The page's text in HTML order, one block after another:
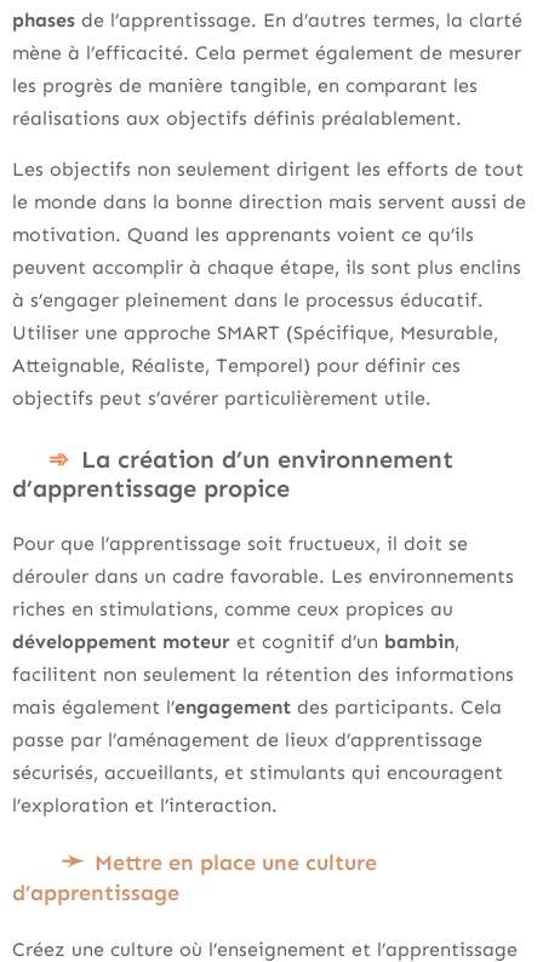
phases de l’apprentissage. En d’autres termes, la clarté
mène à l’efficacité. Cela permet également de mesurer
les progrès de manière tangible, en comparant les
réalisations aux objectifs définis préalablement.
Les objectifs non seulement dirigent les efforts de tout
le monde dans la bonne direction mais servent aussi de
motivation. Quand les apprenants voient ce qu’ils
peuvent accomplir à chaque étape, ils sont plus enclins
à s’engager pleinement dans le processus éducatif.
Utiliser une approche SMART (Spécifique, Mesurable,
Atteignable, Réaliste, Temporel) pour définir ces
objectifs peut s’avérer particulièrement utile.
La création d’un environnement
d’apprentissage propice
Pour que l’apprentissage soit fructueux, il doit se
dérouler dans un cadre favorable. Les environnements
riches en stimulations, comme ceux propices au
développement moteur et cognitif d’un bambin,
facilitent non seulement la rétention des informations
mais également l’engagement des participants. Cela
passe par l’aménagement de lieux d’apprentissage
sécurisés, accueillants, et stimulants qui encouragent
l’exploration et l’interaction.
Mettre en place une culture
d’apprentissage
Créez une culture où l’enseignement et l’apprentissage